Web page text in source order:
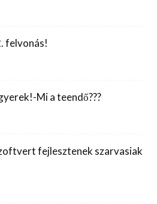
felvonás!
Mi a teendő???
fejlesztenek szarvasiak